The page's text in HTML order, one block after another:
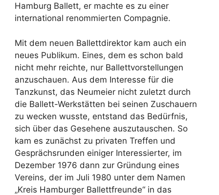
Hamburg Ballett, er machte es zu einer
international renommierten Compagnie.
Mit dem neuen Ballettdirektor kam auch ein
neues Publikum. Eines, dem es schon bald
nicht mehr reichte, nur Ballettvorstellungen
anzuschauen. Aus dem Interesse für die
Tanzkunst, das Neumeier nicht zuletzt durch
die Ballett-Werkstätten bei seinen Zuschauern
zu wecken wusste, entstand das Bedürfnis,
sich über das Gesehene auszutauschen. So
kam es zunächst zu privaten Treffen und
Gesprächsrunden einiger Interessierter, im
Dezember 1976 dann zur Gründung eines
Vereins, der im Juli 1980 unter dem Namen
„Kreis Hamburger Ballettfreunde“ in das